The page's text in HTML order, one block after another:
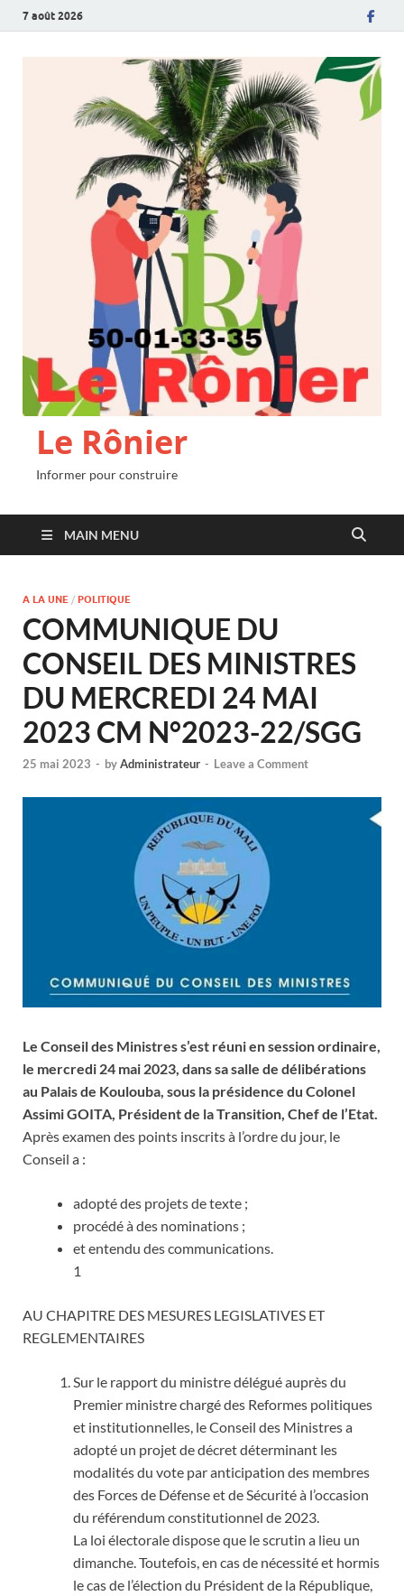
7 août 2026
Le Rônier
Informer pour construire
MAIN MENU
A LA UNE / POLITIQUE
COMMUNIQUE DU
CONSEIL DES MINISTRES
DU MERCREDI 24 MAI
2023 CM N°2023-22/SGG
25 mai 2023 - byAdministrateur - Leave a Comment
Le Conseil des Ministres s’est réuni en session ordinaire,
le mercredi 24 mai 2023, dans sa salle de délibérations
au Palais de Koulouba, sous la présidence du Colonel
Assimi GOITA, Président de la Transition, Chef de l’Etat.
Après examen des points inscrits à l’ordre du jour, le
Conseil a :
adopté des projets de texte ;
procédé à des nominations ;
et entendu des communications.
1
AU CHAPITRE DES MESURES LEGISLATIVES ET
REGLEMENTAIRES
Sur le rapport du ministre délégué auprès du
Premier ministre chargé des Reformes politiques
et institutionnelles, le Conseil des Ministres a
adopté un projet de décret déterminant les
modalités du vote par anticipation des membres
des Forces de Défense et de Sécurité à l’occasion
du référendum constitutionnel de 2023.
La loi électorale dispose que le scrutin a lieu un
dimanche. Toutefois, en cas de nécessité et hormis
le cas de l’élection du Président de la République,